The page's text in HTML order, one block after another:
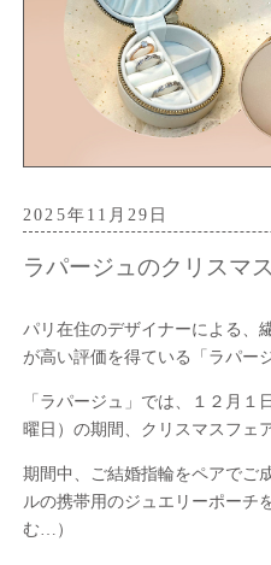
2025年11月29日
ラパージュのクリスマ
パリ在住のデザイナーによる、
が高い評価を得ている「ラパー
「ラパージュ」では、１２月
曜日）の期間、クリスマスフェ
期間中、ご結婚指輪をペアでご
ルの携帯用のジュエリーポーチ
む…）